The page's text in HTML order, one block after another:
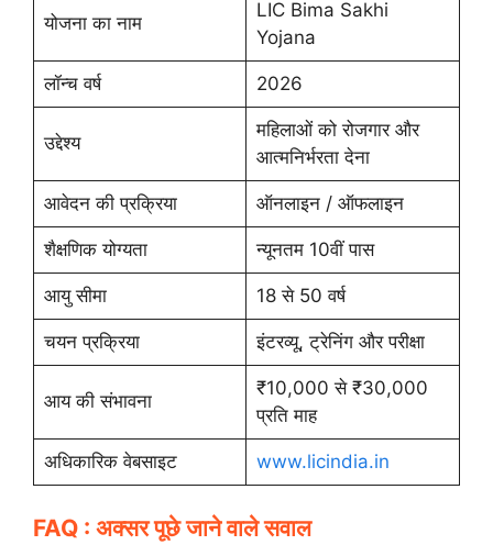
योजना का नाम
LIC Bima Sakhi
Yojana
लॉन्च वर्ष 2026
उद्देश्य
महिलाओं को रोजगार और
आत्मनिर्भरता देना
आवेदन की प्रक्रिया ऑनलाइन / ऑफलाइन
शैक्षणिक योग्यता न्यूनतम 10वीं पास
आयु सीमा 18 से 50 वर्ष
चयन प्रक्रिया इंटरव्यू, ट्रेनिंग और परीक्षा
आय की संभावना
₹10,000 से ₹30,000
प्रति माह
अधिकारिक वेबसाइट www.licindia.in
FAQ : अक्सर पूछे जाने वाले सवाल